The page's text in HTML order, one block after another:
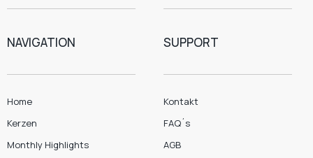
NAVIGATION
Home
Kerzen
Monthly Highlights
SUPPORT
Kontakt
FAQ´s
AGB